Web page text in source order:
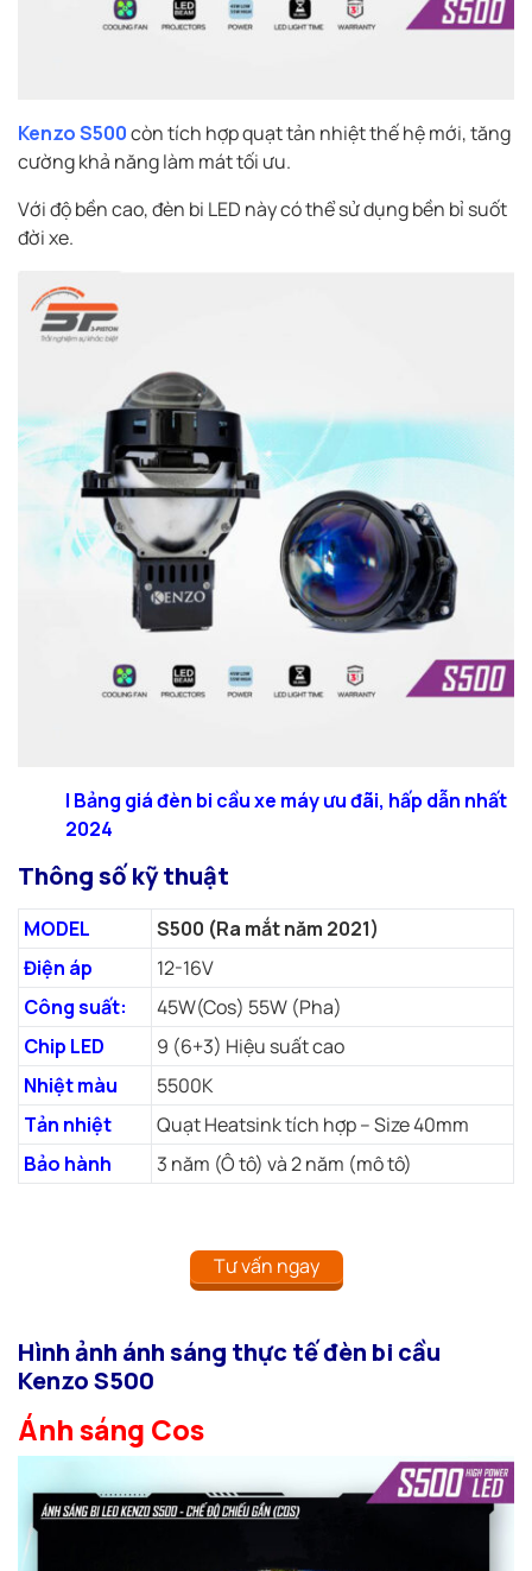
Kenzo S500còn tích hợp quạt tản nhiệt thế hệ mới, tăng
cường khả năng làm mát tối ưu.
Với độ bền cao, đèn bi LED này có thể sử dụng bền bỉ suốt
đời xe.
| Bảng giá đèn bi cầu xe máy ưu đãi, hấp dẫn nhất
2024
Thông số kỹ thuật
MODEL
S500 (Ra mắt năm 2021)
Điện áp
12-16V
Công suất:
45W(Cos) 55W (Pha)
Chip LED
9 (6+3) Hiệu suất cao
Nhiệt màu
5500K
Tản nhiệt
Quạt Heatsink tích hợp – Size 40mm
Bảo hành
3 năm (Ô tô) và 2 năm (mô tô)
Tư vấn ngay
Hình ảnh ánh sáng thực tế đèn bi cầu
Kenzo S500
Ánh sáng Cos